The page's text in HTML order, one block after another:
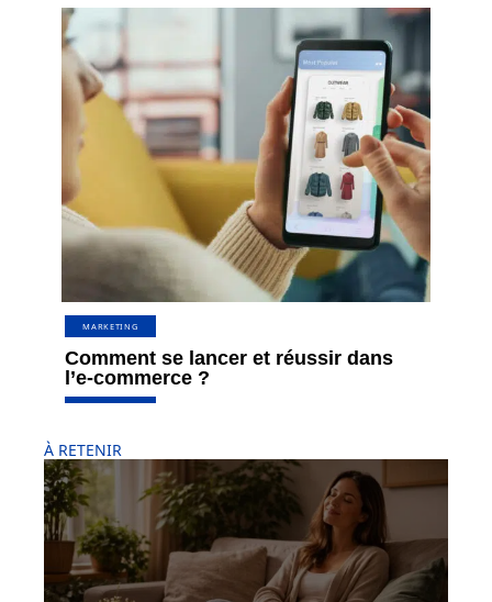
MARKETING
Comment se lancer et réussir dans
l’e-commerce ?
À RETENIR